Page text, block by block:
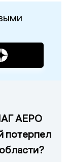
АЕРО
потерпел